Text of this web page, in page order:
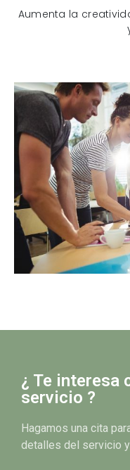
Aumenta la
¿ Te interesa
servicio ?
Hagamos una cita
detalles del servicio